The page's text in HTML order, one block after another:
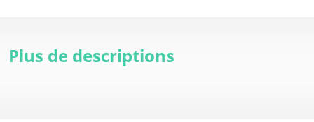
Plus de descriptions